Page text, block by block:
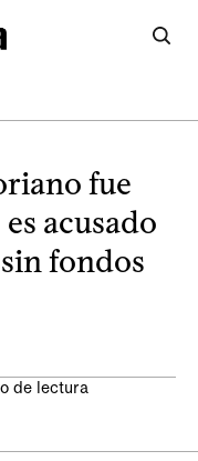
fue
acusado
fondos
de lectura